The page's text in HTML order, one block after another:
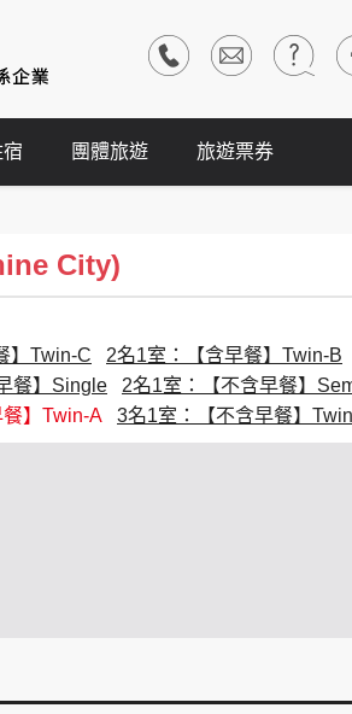
宿 團體旅遊 旅遊票券
City)
】Twin-C
2名1室：【含早餐】Twin-B
餐】Single
2名1室：【不含早餐】
】Twin-A 3名1室：【不含早餐】